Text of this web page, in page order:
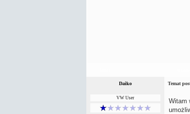
Daiko Temat
VW User Witam